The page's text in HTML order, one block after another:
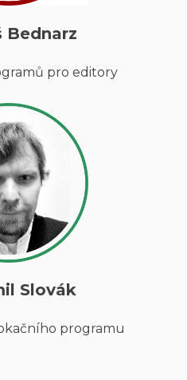
Bednarz
pro editory
Slovák
programu